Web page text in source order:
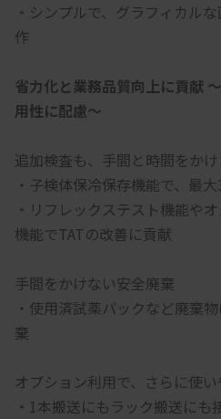
・シンプルで、グラフィカル
作
省力化と業務品質向上に貢献
用性に配慮～
追加検査も、手間と時間をか
・子検体保冷保存機能で、最
・リフレックステスト機能や
機能でTATの改善に貢献
手間をかけない安全廃棄
・使用済試薬パックなど廃棄
棄
オプション利用で、さらに使い
・1本搬送にもラック搬送にも